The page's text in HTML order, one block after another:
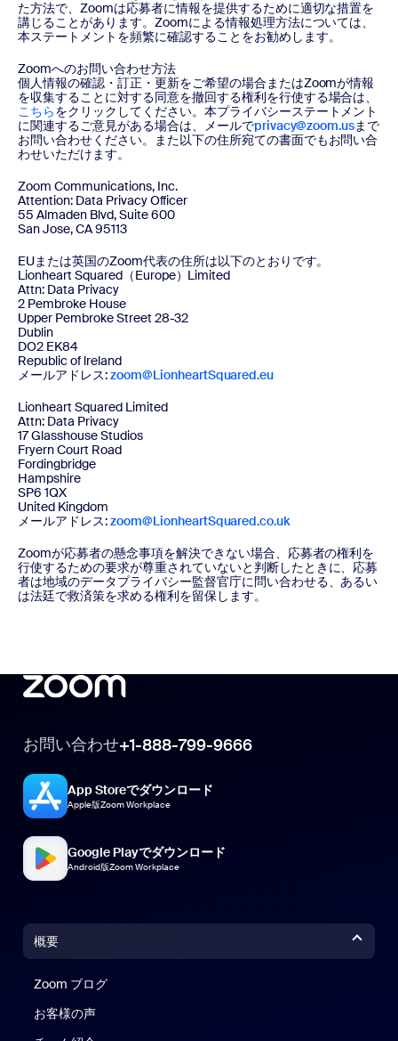
た方法で、Zoomは応募者に情報を提供するために適切な措置を
講じることがあります。Zoomによる情報処理方法については、
本ステートメントを頻繁に確認することをお勧めします。
Zoomへのお問い合わせ方法
個人情報の確認・訂正・更新をご希望の場合またはZoomが情報
を収集することに対する同意を撤回する権利を行使する場合は、
こちらをクリックしてください。本プライバシーステートメント
に関連するご意見がある場合は、メールでprivacy@zoom.usまで
お問い合わせください。また以下の住所宛ての書面でもお問い合
わせいただけます。
Zoom Communications, Inc.
Attention: Data Privacy Officer
55 Almaden Blvd, Suite 600
San Jose, CA 95113
EUまたは英国のZoom代表の住所は以下のとおりです。
Lionheart Squared（Europe）Limited
Attn: Data Privacy
2 Pembroke House
Upper Pembroke Street 28-32
Dublin
DO2 EK84
Republic of lreland
メールアドレス:zoom@LionheartSquared.eu
Lionheart Squared Limited
Attn: Data Privacy
17 Glasshouse Studios
Fryern Court Road
Fordingbridge
Hampshire
SP6 1QX
United Kingdom
メールアドレス:zoom@LionheartSquared.co.uk
Zoomが応募者の懸念事項を解決できない場合、応募者の権利を
行使するための要求が尊重されていないと判断したときに、応募
者は地域のデータプライバシー監督官庁に問い合わせる、あるい
は法廷で救済策を求める権利を留保します。
お問い合わせ+1-888-799-9666
App Storeでダウンロード
Apple版Zoom Workplace
Google Playでダウンロード
Android版Zoom Workplace
概要
Zoom ブログ
お客様の声